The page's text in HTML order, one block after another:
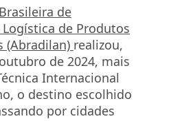
de
de Produtos
(Abradilan) realizou,
de 2024, mais
Internacional
o destino escolhido
por cidades